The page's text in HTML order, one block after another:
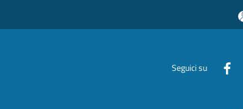
Seguici su